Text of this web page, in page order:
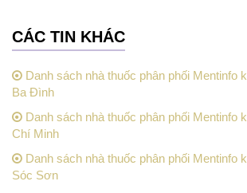
CÁC TIN KHÁC
Danh sách nhà thuốc phân phối Mentinfo
Ba Đình
Danh sách nhà thuốc phân phối Mentinfo
Chí Minh
Danh sách nhà thuốc phân phối Mentinfo
Sóc Sơn